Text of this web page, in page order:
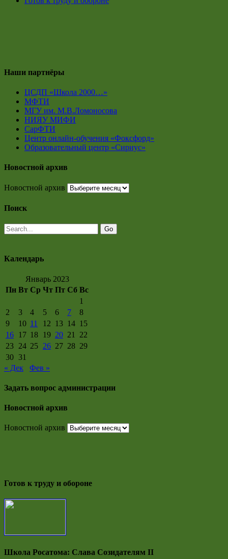
Наши партнёры
ЦСДП «Школа 2000…»
МФТИ
МГУ им. М.В.Ломоносова
НИЯУ МИФИ
СарФТИ
Центр онлайн-обучения «Фоксфорд»
Образовательный центр «Сириус»
Новостной архив
Новостной архив
Поиск
Календарь
Январь 2023
Пн Вт Ср Чт Пт Сб Вс
1
2
3 4 5 6 7
8
9
10 11 12 13 14 15
16 17 18 19 20 21
22
23 24 25 26 27 28 29
30 31
« Дек
Фев »
Задать вопрос администрации
Новостной архив
Новостной архив
Готов к труду и обороне
Школа Росатома: Слава Созидателям II